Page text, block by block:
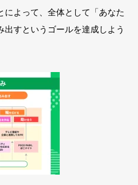
によって、全体として「あなた
出すというゴールを達成しよう